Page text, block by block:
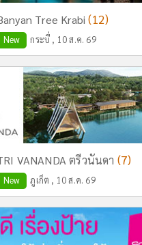
Tree Krabi(12)
New กระบี่ , 10 ส.ค. 69
VANANDA ตรีวนันดา (7)
New ภูเก็ต , 10 ส.ค. 69